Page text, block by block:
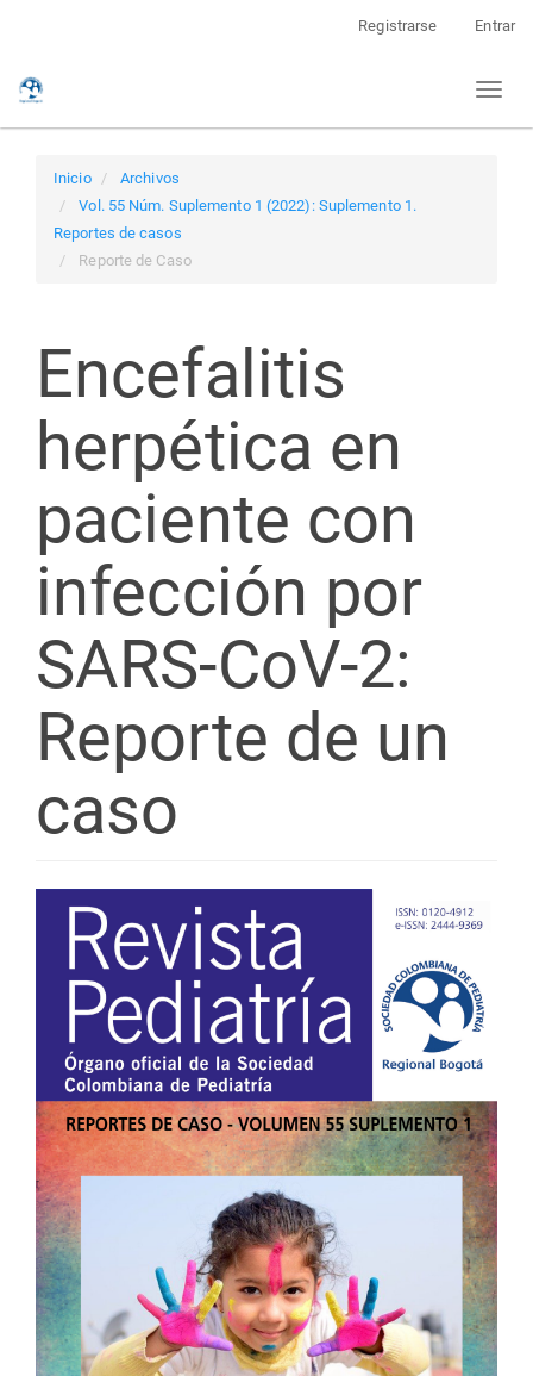
Registrarse Entrar
Toggle
Inicio
Archivos
Vol. 55 Núm. Suplemento 1 (2022): Suplemento 1.
Reportes de casos
Reporte de Caso
Encefalitis
herpética en
paciente con
infección por
SARS-CoV-2:
Reporte de un
caso
Barra
lateral
del
artículo